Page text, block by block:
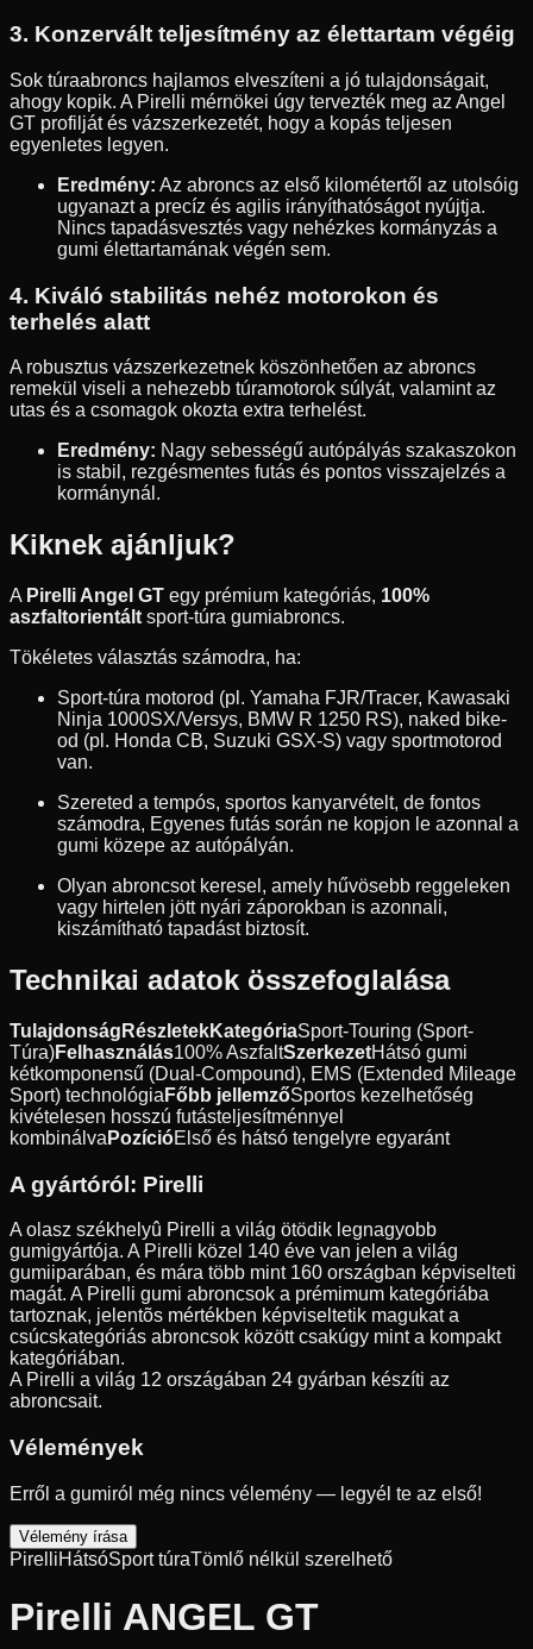
3. Konzervált teljesítmény az élettartam végéig
Sok túraabroncs hajlamos elveszíteni a jó tulajdonságait,
ahogy kopik. A Pirelli mérnökei úgy tervezték meg az Angel
GT profilját és vázszerkezetét, hogy a kopás teljesen
egyenletes legyen.
Eredmény: Az abroncs az első kilométertől az utolsóig
ugyanazt a precíz és agilis irányíthatóságot nyújtja.
Nincs tapadásvesztés vagy nehézkes kormányzás a
gumi élettartamának végén sem.
4. Kiváló stabilitás nehéz motorokon és
terhelés alatt
A robusztus vázszerkezetnek köszönhetően az abroncs
remekül viseli a nehezebb túramotorok súlyát, valamint az
utas és a csomagok okozta extra terhelést.
Eredmény: Nagy sebességű autópályás szakaszokon
is stabil, rezgésmentes futás és pontos visszajelzés a
kormánynál.
Kiknek ajánljuk?
A Pirelli Angel GT egy prémium kategóriás, 100%
aszfaltorientált sport-túra gumiabroncs.
Tökéletes választás számodra, ha:
Sport-túra motorod (pl. Yamaha FJR/Tracer, Kawasaki
Ninja 1000SX/Versys, BMW R 1250 RS), naked bike-
od (pl. Honda CB, Suzuki GSX-S) vagy sportmotorod
van.
Szereted a tempós, sportos kanyarvételt, de fontos
számodra, Egyenes futás során ne kopjon le azonnal a
gumi közepe az autópályán.
Olyan abroncsot keresel, amely hűvösebb reggeleken
vagy hirtelen jött nyári záporokban is azonnali,
kiszámítható tapadást biztosít.
Technikai adatok összefoglalása
Tulajdonság RészletekKategóriaSport-Touring (Sport-
Túra)Felhasználás100% AszfaltSzerkezetHátsó gumi
kétkomponensű (Dual-Compound), EMS (Extended Mileage
Sport) technológia Főbb jellemzőSportos kezelhetőség
kivételesen hosszú futásteljesítménnyel
kombinálva PozícióElső és hátsó tengelyre egyaránt
A gyártóról: Pirelli
A olasz székhelyû Pirelli a világ ötödik legnagyobb
gumigyártója. A Pirelli közel 140 éve van jelen a világ
gumiiparában, és mára több mint 160 országban képviselteti
magát. A Pirelli gumi abroncsok a prémimum kategóriába
tartoznak, jelentõs mértékben képviseltetik magukat a
csúcskategóriás abroncsok között csakúgy mint a kompakt
kategóriában.
A Pirelli a világ 12 országában 24 gyárban készíti az
abroncsait.
Vélemények
Erről a gumiról még nincs vélemény — legyél te az első!
Vélemény írása
PirelliHátsóSport túraTömlő nélkül szerelhető
Pirelli ANGEL GT